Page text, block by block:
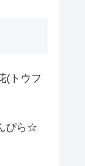
(トウフ
ぴら☆